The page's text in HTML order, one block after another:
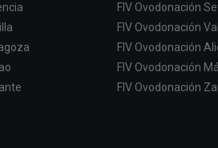
FIV Ovodonación
FIV Ovodonación
FIV Ovodonación
FIV Ovodonación
FIV Ovodonación